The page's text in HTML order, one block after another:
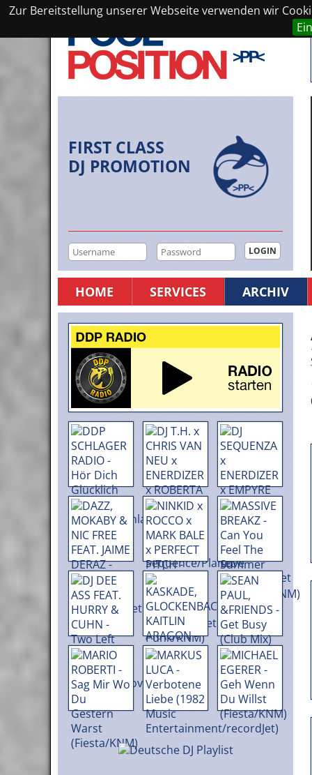
Zur Bereitstellung unserer Webseite verwenden wir
FIRST CLASS
DJ PROMOTION
HOME SERVICES ARCHIV